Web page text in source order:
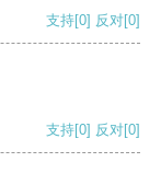
支持[0] 反对[0]
支持[0] 反对[0]